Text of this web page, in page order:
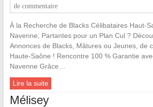
de commentaire
À la Recherche de Blacks Célibataires Haut-
Navenne, Partantes pour un Plan Cul ?
Annonces de Blacks, Mâtures ou Jeunes, de
Haute-Saône ! Rencontre 100 % Garantie
Navenne Grâce…
Lire la suite
Mélisey